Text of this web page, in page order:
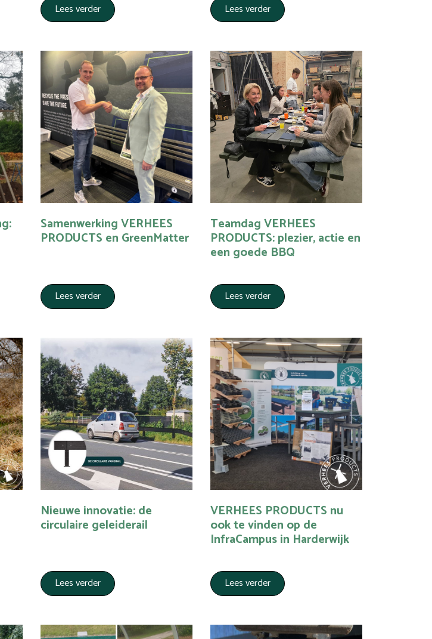
Lees verder Lees verder
Samenwerking VERHEES
PRODUCTS en GreenMatter
Lees verder
Teamdag VERHEES
PRODUCTS: plezier, actie en
een goede BBQ
Lees verder
Nieuwe innovatie: de
circulaire geleiderail
Lees verder
VERHEES PRODUCTS nu
ook te vinden op de
InfraCampus in Harderwijk
Lees verder